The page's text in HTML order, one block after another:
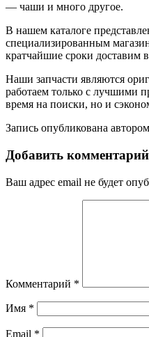
— чаши и много другое.
В нашем каталоге
специализированным
кратчайшие сроки доставим
Наши запчасти являются
работаем только с лучшими
время на поиски, но и
Запись опубликована автором
Добавить комментарий
Ваш адрес email не будет
Комментарий *
Имя *
Email *